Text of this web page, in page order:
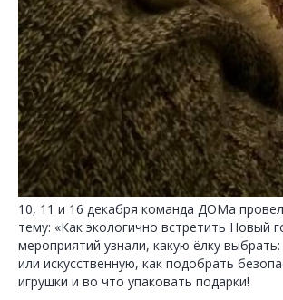
10, 11 и 16 декабря команда ДОМа
тему: «Как экологично встретить Новый
мероприятий узнали, какую ёлку
или искусственную, как подобрать
игрушки и во что упаковать подарки!